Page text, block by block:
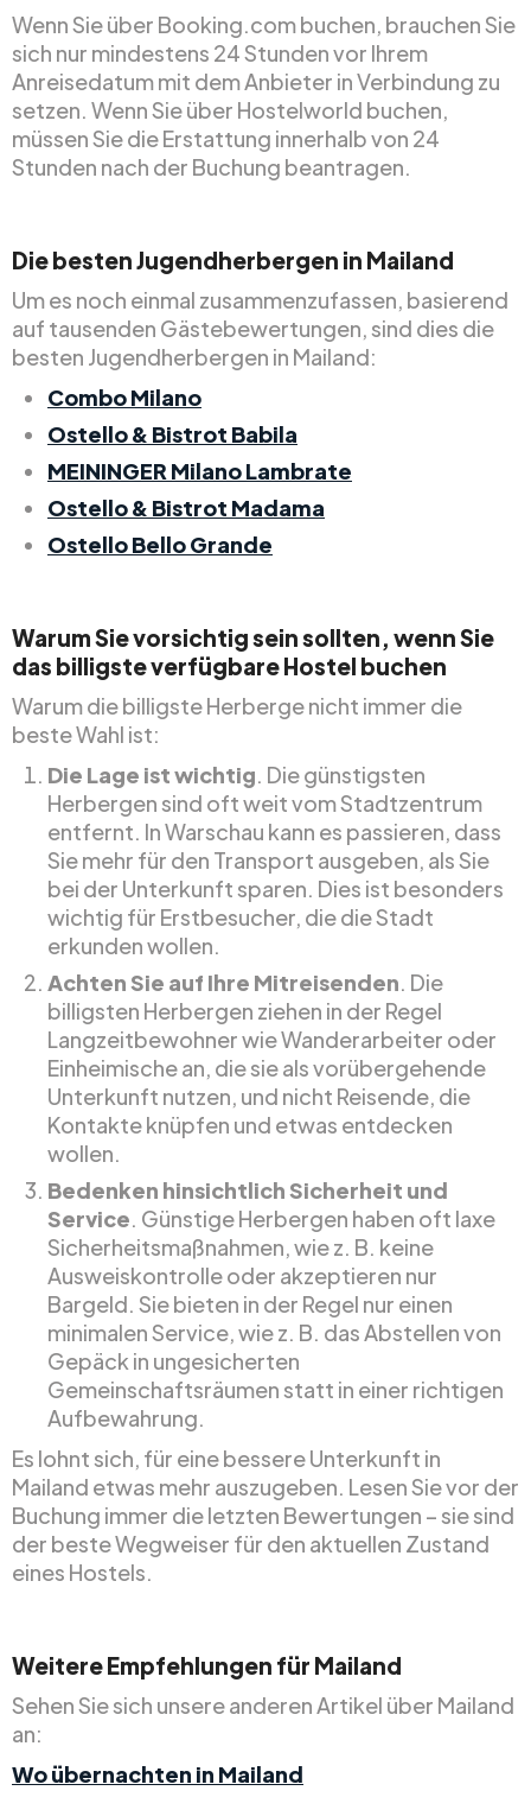
Wenn Sie über Booking.com buchen, brauchen Sie
sich nur mindestens 24 Stunden vor Ihrem
Anreisedatum mit dem Anbieter in Verbindung zu
setzen. Wenn Sie über Hostelworld buchen,
müssen Sie die Erstattung innerhalb von 24
Stunden nach der Buchung beantragen.
Die besten Jugendherbergen in Mailand
Um es noch einmal zusammenzufassen, basierend
auf tausenden Gästebewertungen, sind dies die
besten Jugendherbergen in Mailand:
Combo Milano
Ostello & Bistrot Babila
MEININGER Milano Lambrate
Ostello & Bistrot Madama
Ostello Bello Grande
Warum Sie vorsichtig sein sollten, wenn Sie
das billigste verfügbare Hostel buchen
Warum die billigste Herberge nicht immer die
beste Wahl ist:
Die Lage ist wichtig. Die günstigsten
Herbergen sind oft weit vom Stadtzentrum
entfernt. In Warschau kann es passieren, dass
Sie mehr für den Transport ausgeben, als Sie
bei der Unterkunft sparen. Dies ist besonders
wichtig für Erstbesucher, die die Stadt
erkunden wollen.
Achten Sie auf Ihre Mitreisenden. Die
billigsten Herbergen ziehen in der Regel
Langzeitbewohner wie Wanderarbeiter oder
Einheimische an, die sie als vorübergehende
Unterkunft nutzen, und nicht Reisende, die
Kontakte knüpfen und etwas entdecken
wollen.
Bedenken hinsichtlich Sicherheit und
Service. Günstige Herbergen haben oft laxe
Sicherheitsmaßnahmen, wie z. B. keine
Ausweiskontrolle oder akzeptieren nur
Bargeld. Sie bieten in der Regel nur einen
minimalen Service, wie z. B. das Abstellen von
Gepäck in ungesicherten
Gemeinschaftsräumen statt in einer richtigen
Aufbewahrung.
Es lohnt sich, für eine bessere Unterkunft in
Mailand etwas mehr auszugeben. Lesen Sie vor der
Buchung immer die letzten Bewertungen – sie sind
der beste Wegweiser für den aktuellen Zustand
eines Hostels.
Weitere Empfehlungen für Mailand
Sehen Sie sich unsere anderen Artikel über Mailand
an:
Wo übernachten in Mailand